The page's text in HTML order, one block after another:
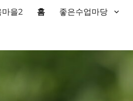
마을2 홈 좋은수업마당